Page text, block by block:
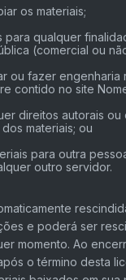
os materiais;
para qualquer
(comercial ou
ou fazer engenharia
contido no site
direitos autorais ou
materiais; ou
para outra
outro servidor.
e poderá ser
momento. Ao
o término desta